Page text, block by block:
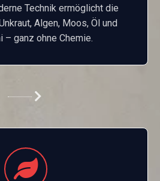
Technik ermöglicht die
Algen, Moos, Öl und
– ganz ohne Chemie.